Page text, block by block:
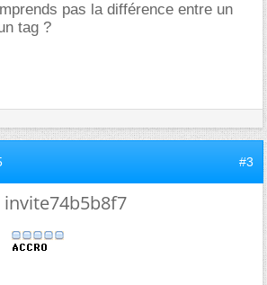
pas la différence entre un
tag ?
#3
invite74b5b8f7